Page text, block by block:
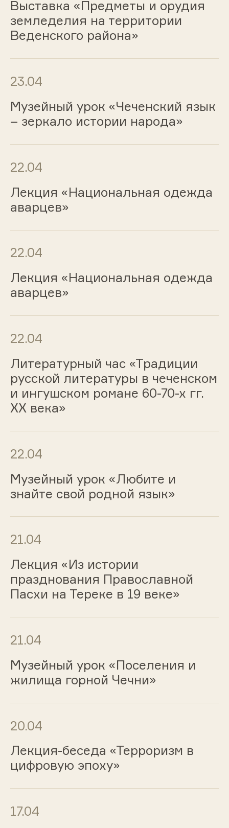
Выставка «Предметы и орудия
земледелия на территории
Веденского района»
23.04
Музейный урок «Чеченский язык
– зеркало истории народа»
22.04
Лекция «Национальная одежда
аварцев»
22.04
Лекция «Национальная одежда
аварцев»
22.04
Литературный час «Традиции
русской литературы в чеченском
и ингушском романе 60-70-х гг.
ХХ века»
22.04
Музейный урок «Любите и
знайте свой родной язык»
21.04
Лекция «Из истории
празднования Православной
Пасхи на Тереке в 19 веке»
21.04
Музейный урок «Поселения и
жилища горной Чечни»
20.04
Лекция-беседа «Терроризм в
цифровую эпоху»
17.04